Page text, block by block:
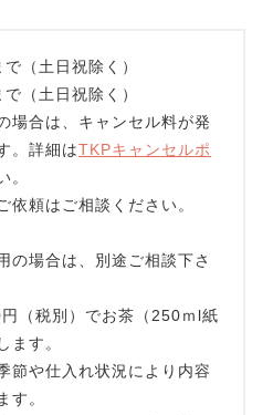
（土日祝除く）
（土日祝除く）
場合は、キャンセル料が発
。詳細はTKPキャンセルポ
。
頼はご相談ください。
の場合は、別途ご相談下さ
（税別）でお茶（250ｍl紙
ます。
節や仕入れ状況により内容
す。